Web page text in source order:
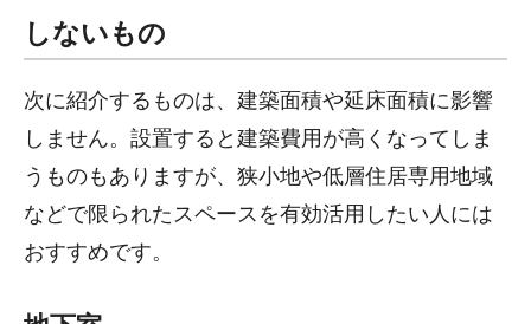
しないもの
次に紹介するものは、建築面積や延床面積に影響
しません。設置すると建築費用が高くなってしま
うものもありますが、狭小地や低層住居専用地域
などで限られたスペースを有効活用したい人には
おすすめです。